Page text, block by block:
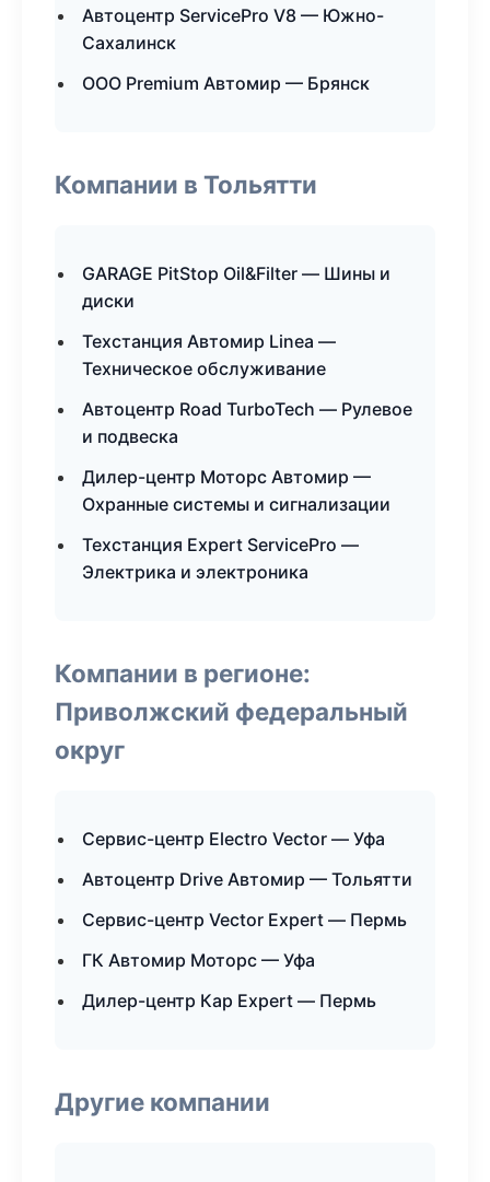
Автоцентр ServicePro V8 — Южно-
Сахалинск
ООО Premium Автомир — Брянск
Компании в Тольятти
GARAGE PitStop Oil&Filter — Шины и
диски
Техстанция Автомир Linea —
Техническое обслуживание
Автоцентр Road TurboTech — Рулевое
и подвеска
Дилер-центр Моторс Автомир —
Охранные системы и сигнализации
Техстанция Expert ServicePro —
Электрика и электроника
Компании в регионе:
Приволжский федеральный
округ
Сервис-центр Electro Vector — Уфа
Автоцентр Drive Автомир — Тольятти
Сервис-центр Vector Expert — Пермь
ГК Автомир Моторс — Уфа
Дилер-центр Кар Expert — Пермь
Другие компании